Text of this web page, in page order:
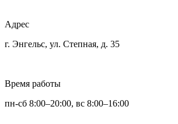
Адрес
г. Энгельс, ул. Степная, д. 35
Время работы
пн-сб 8:00–20:00, вс 8:00–16:00